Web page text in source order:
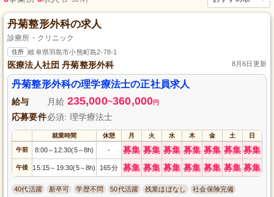
丹菊整形外科の求人
診療所・クリニック
住所 岐阜県羽島市小熊町島2-78-1
医療法人社団 丹菊整形外科 8月6日更新
丹菊整形外科の理学療法士の正社員求人
給与 月給 235,000~360,000円
応募要件必須: 理学療法士
就業時間 休憩 月 火 水 木 金 土 日
午前 8:00～ 12:30(5～8h) - 募集 募集 募集 募集 募集 募集 募集
午後 15:15～ 19:30(5～8h) 165分 募集 募集 募集 募集 募集 募集 募集
40代活躍 新卒可 学歴不問 50代活躍 残業ほぼなし 社会保険完備